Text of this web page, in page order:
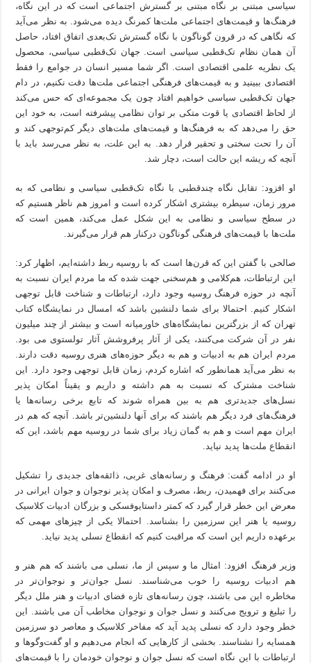
سیاسی مبتنی بر نگاه مبتنی بر گسترش اجتماعی است که در این نگاه،
فرهنگ‌ها و قیمت‌های اجتماعی ملت‌ها کمرنگ دیده می‌شود. به نظر می‌آید
که نگاهی که در قرون گوناگون با نگاه گسترش تک‌بعدی اتفاق افتاد،‌ حاصل
آن همان نظام تک‌قطبی سیاسی است. جهان تک‌قطبی سیاسی، محصول
یک نظریه علمی اقتصادی است. اگر شما مسیر انسان در جوامع را فقط
اقتصادی ببینید و به قیمت‌های فرهنگی اجتماعی ملت‌ها دقت نکنیم، در دام
جهان تک‌قطبی سیاسی خواهیم افتاد چون یک مجموعه‌ای که حس می‌کند
از لحاظ اقتصادی یا قوت متکی بر توان نظامی پیشرفته است، به خود این
حق را می‌دهد که به فرهنگ‌ها و قیمت‌های ملت‌های دیگر کم‌توجهی کند و
آن را تحت سختی و تحقیر قرار دهد. به این علت، به نظر می‌رسد باید با
آنچه که ریشه این حالت است، دچار شد.
او افزود: تقابل نگاه چندقطبی با نگاه تک‌قطبی سیاسی و نظامی که به
مرور زمان، سیطره بیشتری اشکار کرده است و امروز هم ناظر هستیم که
در سطح سیاسی و نظامی به این شکل عمل می‌کند، همین است که
ملت‌ها با قیمت‌های فرهنگی گوناگون درکنار هم قرار می‌گیرند.
صالحی با گفتن این که قرن‌ها است که با روسیه ربط داشته‌ایم، اظهار کرد:
این ارتباطات، هم‌کلامی‌ و هم‌سخنی جهت شده که ما مردم ایران نسبت به
آنچه در حوزه فرهنگ روسیه وجود دارد، ارتباطات و شناخت قابل توجهی
اشکار کنیم. احتمالا برای شما دلنشین باشد که امسال در نمایشگاه کتاب
تهران که از بزرگترین نمایشگاه‌های خاورمیانه است و بیشتر از چند میلیون
نفر در آن شرکت می‌کنند، یکی از آثار پرفروشش آثار تولستوی می بود.
مردم ایران هم به ادبیات و هم به دیگر حوزه‌های هنری روسیه دقت دارند.
به نظر می‌آید همانطور که اشاره کردم، زمان قابل توجهی وجود دارد. این
شناخت مشترک که نسبت به هم داشته و داریم و یقیناً امکان پذیر
نسل‌های جدیدتری هم به بین همراه شوند که تابع برخی رسانه‌ها یا
فرهنگ‌های فرد دیگر هم باشند که برای آنها دلنشین‌تر باشد. آنچه که هم در
ایران مهم است و هم به گمان زیاد برای شما در روسیه مهم باشد، این که
انقطاع ملت‌ها پدید نیاید.
او در ادامه گفت: فرهنگ و رسانه‌های غربی، ذائقه‌های جدیدی را تشکیل
می‌کنند برای فهمیدن، ربط، مصرف و امکان پذیر نوجوان و جوان ایرانی در
معرض این خطر قرار گیرد که کمتر داستایوفسکی و بزرگان ادبیات کلاسیک
روسیه یا هنر این سرزمین را بشناسد. احتمالا یکی از چیزهای مهمی که
برعهده‌ داریم این است که مراقبت کنیم که انقطاع نسلی پدید نیاید.
وزیر فرهنگ افزود: امثال ما و سپس از ما، نسلی می باشند که هم هنر و
هم ادبیات روسیه را خوب می‌شناسند. نسل جوان‌تر و نوجوان‌تر در
مخاطره این می باشند، چون رسانه‌های تازه فضای ادبیات و هنر ملل دیگر
را تبلیغ و ترویج می‌کنند و نسل جوان و نوجوان مخاطب آن می باشند. این
خطر وجود دارد که نسلی پدید آید که مفاخر کلاسیک و معاصر دو سرزمین
همسایه را نشناسند. بخشی از کارهایی که انجام می‌دهیم و او گفت‌وگوها و
ارتباطات با این نگاه است که نسل جوان و نوجوان خودمان را با قیمت‌های